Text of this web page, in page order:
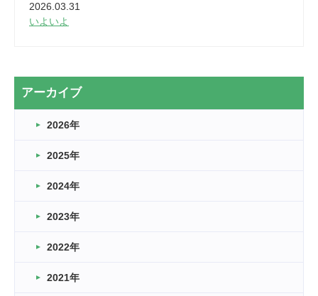
2026.03.31
いよいよ
2026.03.20
なぎなた
2026.03.16
車いすバスケとRくんのお話
卒業・卒園の季節★
2026.03.11
緑ケ丘体育館
アーカイブ
2026年
2025年
2024年
2023年
2022年
2021年